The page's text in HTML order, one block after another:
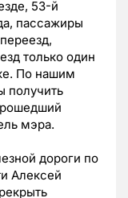
53-й
пассажиры
только один
По нашим
получить
мэра.
дороги по
Алексей